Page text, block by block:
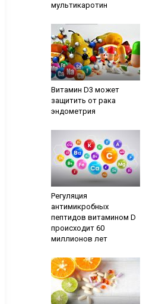
мультикаротин
Витамин D3 может
защитить от рака
эндометрия
Регуляция
антимикробных
пептидов витамином D
происходит 60
миллионов лет